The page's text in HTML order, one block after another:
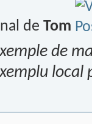
de Tom
de